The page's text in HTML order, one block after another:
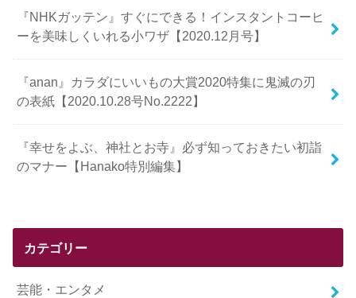
『NHKガッテン』すぐにできる！インスタントコーヒ
ーを美味しくいれる小ワザ【2020.12月号】
『anan』カラダにいいもの大賞2020特集に鬼滅の刃
の表紙【2020.10.28号No.2222】
『幸せをよぶ、神社とお寺』必ず知っておきたい初詣
のマナー【Hanako特別編集】
カテゴリー
芸能・エンタメ